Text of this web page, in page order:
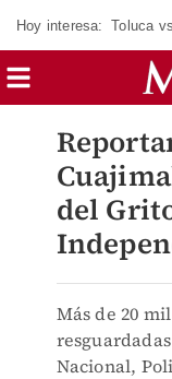
Hoy interesa: Toluca
del
Más de 20
Nacional,